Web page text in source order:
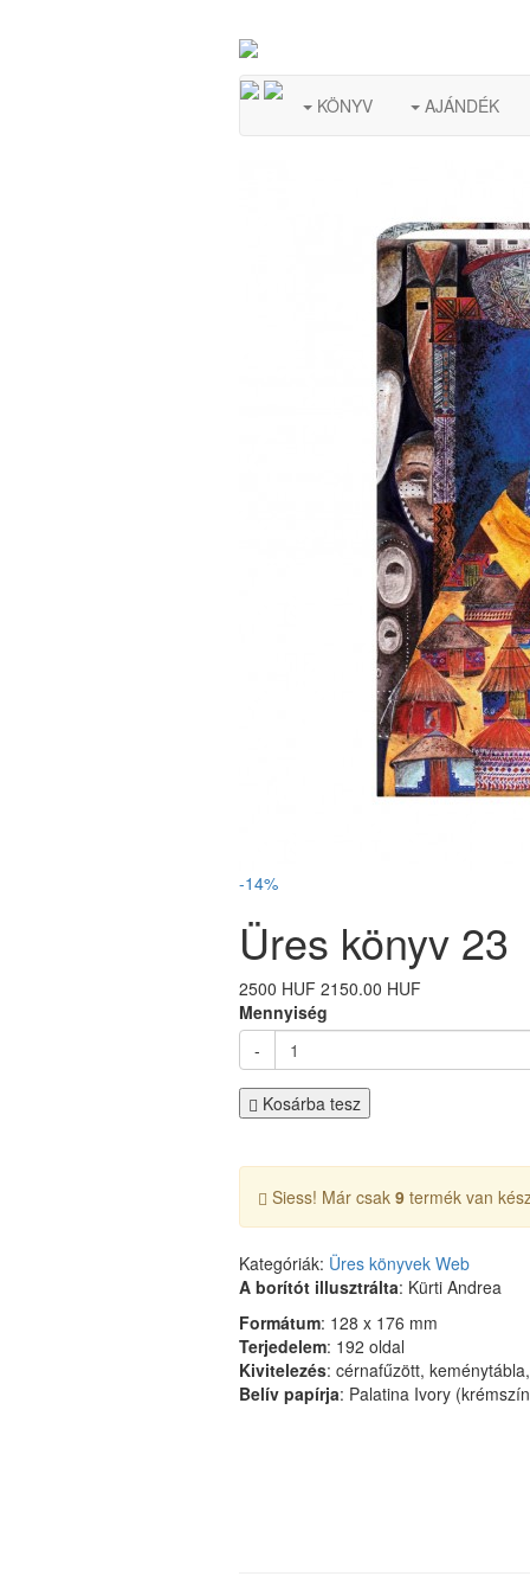
KÖNYV AJÁNDÉK
-14%
Üres könyv 23
2500 HUF 2150.00 HUF
Mennyiség
-
Kosárba tesz
Siess! Már csak 9 termék van
Kategóriák: Üres könyvek Web
A borítót illusztrálta: Kürti Andrea
Formátum: 128 x 176 mm
Terjedelem: 192 oldal
Kivitelezés: cérnafűzött,
Belív papírja: Palatina Ivory